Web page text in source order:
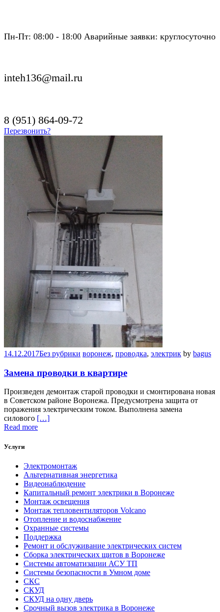
Пн-Пт: 08:00 - 18:00 Аварийные заявки: круглосуточно
inteh136@mail.ru
8 (951) 864-09-72
Перезвонить?
14.12.2017Без рубрики воронеж, проводка, электрик by bagus
Замена проводки в квартире
Произведен демонтаж старой проводки и смонтирована новая
в Советском районе Воронежа. Предусмотрена защита от
поражения электрическим током. Выполнена замена
силового […]
Read more
Услуги
Электромонтаж
Альтернативная энергетика
Видеонаблюдение
Капитальный ремонт электрики в Воронеже
Монтаж освещения
Монтаж тепловентиляторов Volcano
Отопление и водоснабжение
Охранные системы
Поддержка
Ремонт и обслуживание электрических систем
Сборка электрических щитов в Воронеже
Системы автоматизации АСУ ТП
Системы безопасности в Умном доме
СКС
СКУД
СКУД на одну дверь
Срочный вызов электрика в Воронеже